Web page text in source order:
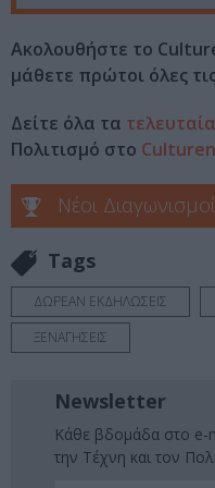
Ακολουθήστε το
μάθετε πρώτοι όλες
Δείτε όλα τα
Πολιτισμό στο
Νέοι Διαγωνισμοί
Tags
ΔΩΡΕΑΝ ΕΚΔΗΛΩΣΕΙΣ
ΞΕΝΑΓΗΣΕΙΣ
Newsletter
Κάθε βδομάδα στο e-
την Τέχνη και τον